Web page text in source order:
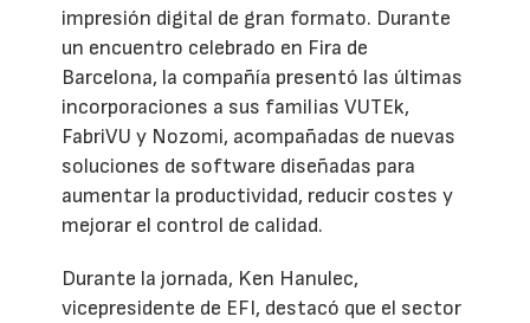
impresión digital de gran formato. Durante
un encuentro celebrado en Fira de
Barcelona, la compañía presentó las últimas
incorporaciones a sus familias VUTEk,
FabriVU y Nozomi, acompañadas de nuevas
soluciones de software diseñadas para
aumentar la productividad, reducir costes y
mejorar el control de calidad.
Durante la jornada, Ken Hanulec,
vicepresidente de EFI, destacó que el sector